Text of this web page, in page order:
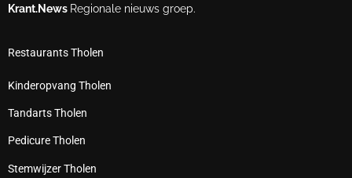
Krant.News Regionale nieuws groep.
Restaurants Tholen
Kinderopvang Tholen
Tandarts Tholen
Pedicure Tholen
Stemwijzer Tholen